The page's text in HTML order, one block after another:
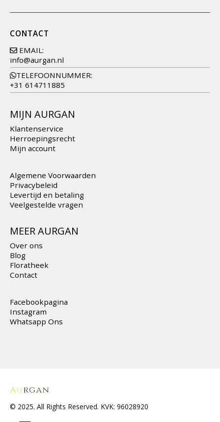
CONTACT
EMAIL:
info@aurgan.nl
TELEFOONNUMMER:
+31 614711885
MIJN AURGAN
Klantenservice
Herroepingsrecht
Mijn account
Algemene Voorwaarden
Privacybeleid
Levertijd en betaling
Veelgestelde vragen
MEER AURGAN
Over ons
Blog
Floratheek
Contact
Facebookpagina
Instagram
Whatsapp Ons
© 2025. All Rights Reserved. KVK: 96028920